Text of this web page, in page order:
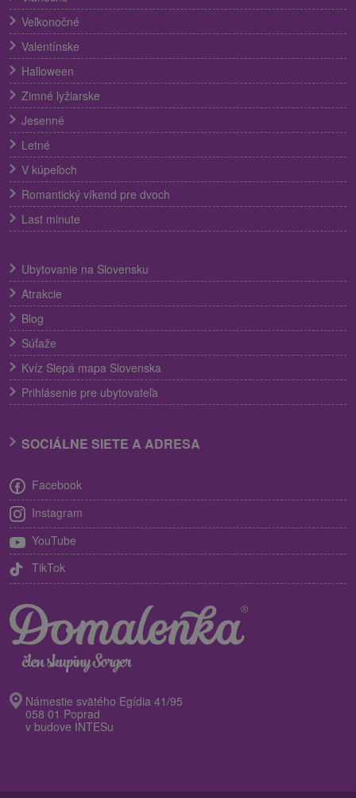
Veľkonočné
Valentínske
Halloween
Zimné lyžiarske
Jesenné
Letné
V kúpeľoch
Romantický víkend pre dvoch
Last minute
Ubytovanie na Slovensku
Atrakcie
Blog
Súťaže
Kvíz Slepá mapa Slovenska
Prihlásenie pre ubytovateľa
SOCIÁLNE SIETE A ADRESA
Facebook
Instagram
YouTube
TikTok
Námestie svätého Egídia 41/95
058 01 Poprad
v budove INTESu